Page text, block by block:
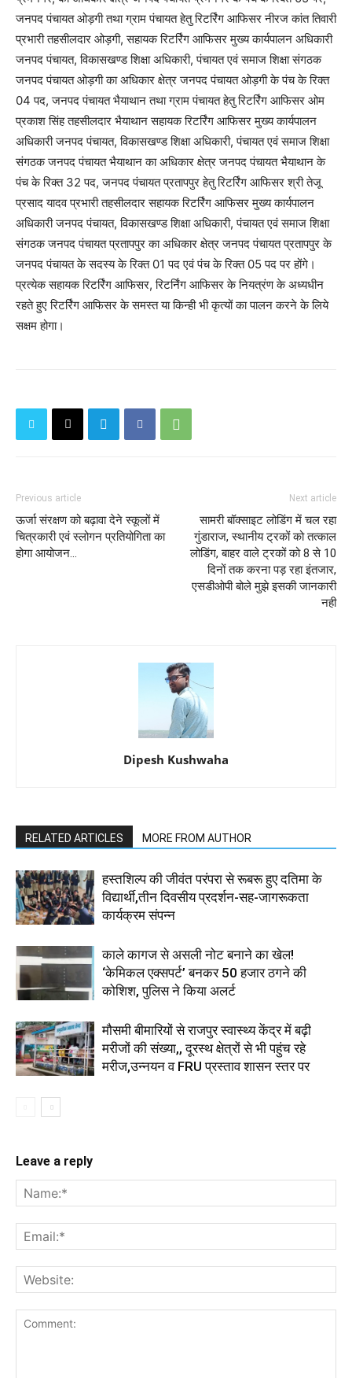
जनपद पंचायत ओड़गी तथा ग्राम पंचायत हेतु रिटर्रिंग आफिसर नीरज कांत तिवारी
प्रभारी तहसीलदार ओड़गी, सहायक रिटर्रिंग आफिसर मुख्य कार्यपालन अधिकारी
जनपद पंचायत, विकासखण्ड शिक्षा अधिकारी, पंचायत एवं समाज शिक्षा संगठक
जनपद पंचायत ओड़गी का अधिकार क्षेत्र जनपद पंचायत ओड़गी के पंच के रिक्त
04 पद, जनपद पंचायत भैयाथान तथा ग्राम पंचायत हेतु रिटर्रिंग आफिसर ओम
प्रकाश सिंह तहसीलदार भैयाथान सहायक रिटर्रिंग आफिसर मुख्य कार्यपालन
अधिकारी जनपद पंचायत, विकासखण्ड शिक्षा अधिकारी, पंचायत एवं समाज शिक्षा
संगठक जनपद पंचायत भैयाथान का अधिकार क्षेत्र जनपद पंचायत भैयाथान के
पंच के रिक्त 32 पद, जनपद पंचायत प्रतापपुर हेतु रिटर्रिंग आफिसर श्री तेजू
प्रसाद यादव प्रभारी तहसीलदार सहायक रिटर्रिंग आफिसर मुख्य कार्यपालन
अधिकारी जनपद पंचायत, विकासखण्ड शिक्षा अधिकारी, पंचायत एवं समाज शिक्षा
संगठक जनपद पंचायत प्रतापपुर का अधिकार क्षेत्र जनपद पंचायत प्रतापपुर के
जनपद पंचायत के सदस्य के रिक्त 01 पद एवं पंच के रिक्त 05 पद पर होंगे।
प्रत्येक सहायक रिटर्रिंग आफिसर, रिटर्निंग आफिसर के नियत्रंण के अध्यधीन
रहते हुए रिटर्रिंग आफिसर के समस्त या किन्ही भी कृत्यों का पालन करने के लिये
सक्षम होगा।
Previous article
ऊर्जा संरक्षण को बढ़ावा देने स्कूलों में
चित्रकारी एवं स्लोगन प्रतियोगिता का
होगा आयोजन...
Next article
सामरी बॉक्साइट लोडिंग में चल रहा
गुंडाराज, स्थानीय ट्रकों को तत्काल
लोडिंग, बाहर वाले ट्रकों को 8 से 10
दिनों तक करना पड़ रहा इंतजार,
एसडीओपी बोले मुझे इसकी जानकारी
नही
Dipesh Kushwaha
RELATED ARTICLES MORE FROM AUTHOR
हस्तशिल्प की जीवंत परंपरा से रूबरू हुए दतिमा के
विद्यार्थी,तीन दिवसीय प्रदर्शन-सह-जागरूकता
कार्यक्रम संपन्न
काले कागज से असली नोट बनाने का खेल!
‘केमिकल एक्सपर्ट’ बनकर 50 हजार ठगने की
कोशिश, पुलिस ने किया अलर्ट
मौसमी बीमारियों से राजपुर स्वास्थ्य केंद्र में बढ़ी
मरीजों की संख्या,, दूरस्थ क्षेत्रों से भी पहुंच रहे
मरीज,उन्नयन व FRU प्रस्ताव शासन स्तर पर
Leave a reply